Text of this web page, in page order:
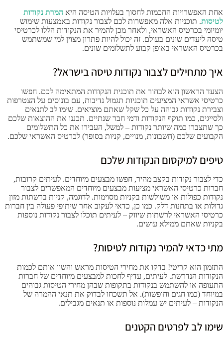
אחת האפשרויות החכמות לחסוך בעלויות הטיסה היא המרת נקודות
לטיסות. תוכניות אלה מאפשרות לכם לצבור נקודות באמצעות שימוש
יומיומי בכרטיס האשראי, ולאחר מכן להמיר את הנקודות הללו לכרטיסי
טיסה ליעדים שונים בעולם. זה יכול להיות פתרון מצוין למי שמשתמש
בכרטיס האשראי באופן קבוע לתשלומים שונים.
איך מתחילים לצבור נקודות טיסה בישראל?
הצעד הראשון הוא לבחור את תוכנית הנקודות המתאימה לכם. חפשו
כרטיסי אשראי המציעים תוכניות תגמול נדיבות, עם בונוסים על הצטרפות
וצבירת נקודות גבוהה על כל שקל שאתם מוציאים. שימו לב לתנאים
ולסייגים, כמו תוקף הנקודות ודמי חבר שנתיים. תכננו את ההוצאות שלכם
כך שתצברו כמה שיותר נקודות – למשל, העבירו את כל התשלומים
הקבועים שלכם (חשבונות, מנויים, קניות בסופר) לכרטיס האשראי שלכם.
טיפים למיקסום הנקודות שלכם
כדי לצבור נקודות בקצב מהיר, חפשו מבצעים מיוחדים. לעיתים קרובות,
חברות כרטיסי האשראי מציעות מבצעים מיוחדים המאפשרים לצבור
נקודות כפולות או משולשות בקניות מסוימות. לדוגמה, קניות ברשתות מזון
גדולות או בתחנות דלק. כמו כן, כדאי לעקוב אחר שיתופי פעולה בין חברות
כרטיסי האשראי לרשתות שיווק – לעיתים תוכלו לצבור נקודות נוספות
בקניות שאתם ממילא עושים.
מתי כדאי להמיר נקודות לטיסות?
התזמון הוא קריטי! בדקו את מחירי הטיסות מראש והשוו אותם לכמות
הנקודות הנדרשת. לעיתים, עדיף לחכות למבצעים מיוחדים של חברות
התעופה או להשתמש בנקודות בתקופות שבהן מחירי הטיסות גבוהים
במיוחד (כמו חגים וחופשות). אל תשכחו לבדוק את תנאי ההמרה של
הנקודות – לעיתים יש עמלות נוספות או תנאים מגבילים.
שימו לב לפרטים הקטנים